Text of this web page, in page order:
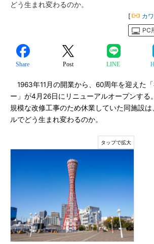
どう生まれ変わるのか。
[ カ
PC
Share Post LINE
1963年11月の開業から、60周年を迎えた
ー」が4月26日にリニューアルオープンする
規模な改修工事のため休業していた同施設
ルでどう生まれ変わるのか。